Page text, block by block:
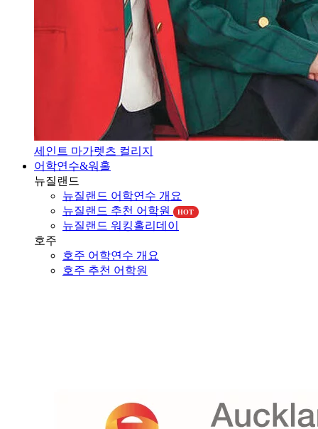
세인트 마가렛츠 컬리지
어학연수&워홀
뉴질랜드
뉴질랜드 어학연수 개요
뉴질랜드 추천 어학원
HOT
뉴질랜드 워킹홀리데이
호주
호주 추천 어학원